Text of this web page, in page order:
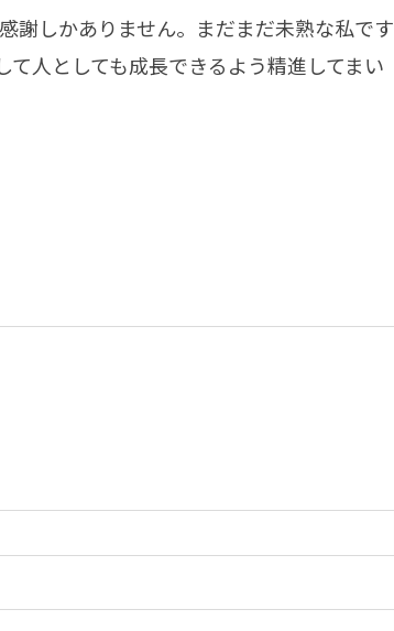
謝しかありません。まだまだ未熟な私です
人としても成長できるよう精進してまい